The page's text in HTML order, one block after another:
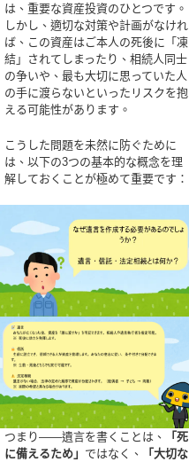
は、重要な資産投資のひとつです。
しかし、適切な対策や計画がなけれ
ば、この資産はご本人の死後に「凍
結」されてしまったり、相続人同士
の争いや、最も大切に思っていた人
の手に渡らないといったリスクを抱
える可能性があります。
こうした問題を未然に防ぐために
は、以下の3つの基本的な概念を理
解しておくことが極めて重要です：
つまり――遺言を書くことは、
「死
に備えるため」 ではなく、
「大切な